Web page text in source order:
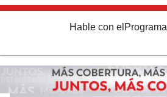
Hable con el Programa